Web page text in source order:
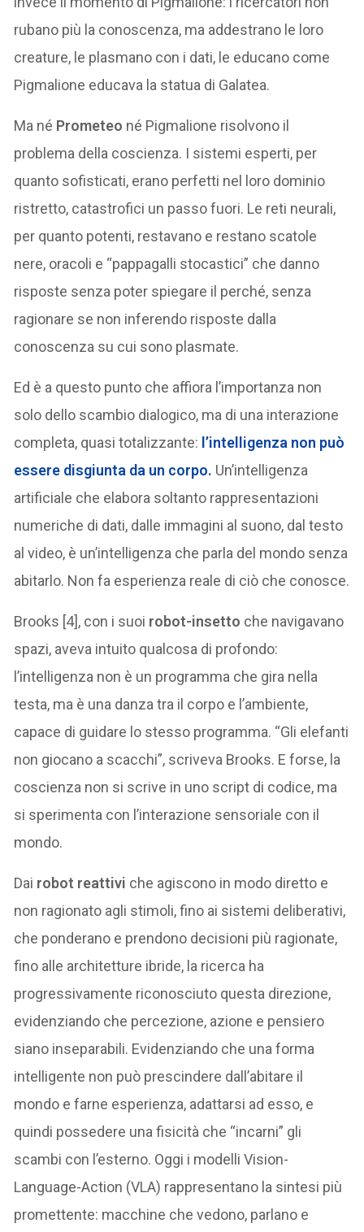
rubano più la conoscenza, ma addestrano le loro
creature, le plasmano con i dati, le educano come
Pigmalione educava la statua di Galatea.
Ma né Prometeo né Pigmalione risolvono il
problema della coscienza. I sistemi esperti, per
quanto sofisticati, erano perfetti nel loro dominio
ristretto, catastrofici un passo fuori. Le reti neurali,
per quanto potenti, restavano e restano scatole
nere, oracoli e “pappagalli stocastici” che danno
risposte senza poter spiegare il perché, senza
ragionare se non inferendo risposte dalla
conoscenza su cui sono plasmate.
Ed è a questo punto che affiora l’importanza non
solo dello scambio dialogico, ma di una interazione
completa, quasi totalizzante: l’intelligenza non può
essere disgiunta da un corpo. Un’intelligenza
artificiale che elabora soltanto rappresentazioni
numeriche di dati, dalle immagini al suono, dal testo
al video, è un’intelligenza che parla del mondo senza
abitarlo. Non fa esperienza reale di ciò che conosce.
Brooks [4], con i suoi robot-insetto che navigavano
spazi, aveva intuito qualcosa di profondo:
l’intelligenza non è un programma che gira nella
testa, ma è una danza tra il corpo e l’ambiente,
capace di guidare lo stesso programma. “Gli elefanti
non giocano a scacchi”, scriveva Brooks. E forse, la
coscienza non si scrive in uno script di codice, ma
si sperimenta con l’interazione sensoriale con il
mondo.
Dai robot reattivi che agiscono in modo diretto e
non ragionato agli stimoli, fino ai sistemi deliberativi,
che ponderano e prendono decisioni più ragionate,
fino alle architetture ibride, la ricerca ha
progressivamente riconosciuto questa direzione,
evidenziando che percezione, azione e pensiero
siano inseparabili. Evidenziando che una forma
intelligente non può prescindere dall’abitare il
mondo e farne esperienza, adattarsi ad esso, e
quindi possedere una fisicità che “incarni” gli
scambi con l’esterno. Oggi i modelli Vision-
Language-Action (VLA) rappresentano la sintesi più
promettente: macchine che vedono, parlano e